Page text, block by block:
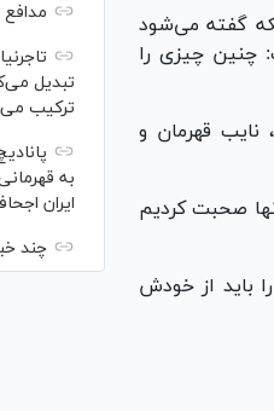
گفته می‌شود
چنین چیزی را
نایب قهرمان و
صحبت کردیم
باید از خودش
ترکیب
به
ایران
چند